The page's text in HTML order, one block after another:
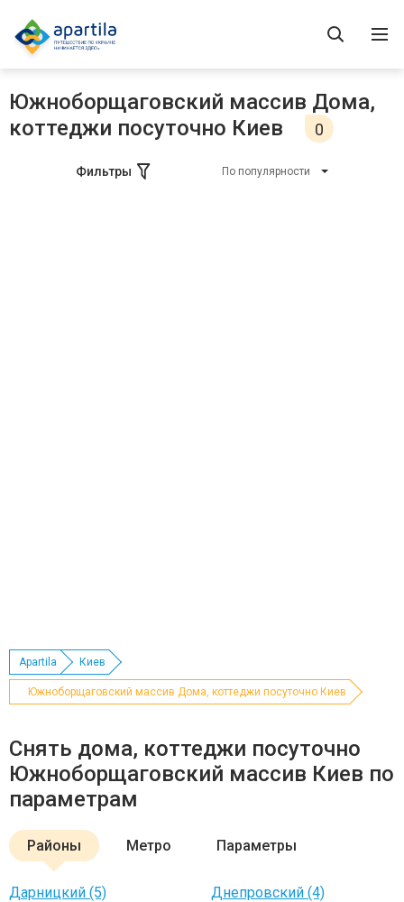
Южноборщаговский массив Дома,
коттеджи посуточно Киев
0
Фильтры По популярности
Apartila Киев
Южноборщаговский массив Дома, коттеджи посуточно Киев
Снять дома, коттеджи посуточно
Южноборщаговский массив Киев по
параметрам
Районы Метро Параметры
Дарницкий (5)
Днепровский (4)